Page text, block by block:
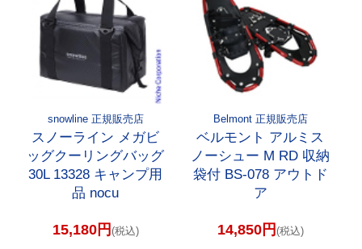
snowline 正規販売店
スノーライン メガビ
ッグクーリングバッグ
30L 13328 キャンプ用
品 nocu
15,180円 (税込)
Belmont 正規販売店
ベルモント アルミス
ノーシュー M RD 収納
袋付 BS-078 アウトド
ア
14,850円 (税込)